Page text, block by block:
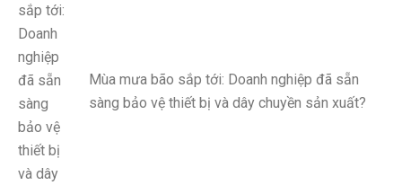
Mùa mưa bão sắp tới: Doanh nghiệp đã sẵn
sàng bảo vệ thiết bị và dây chuyền sản xuất?